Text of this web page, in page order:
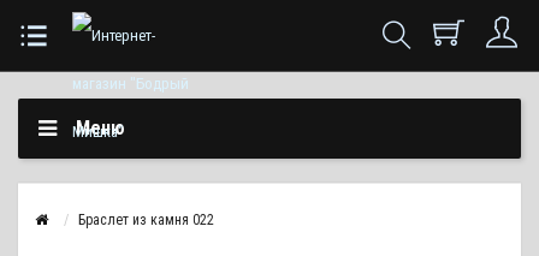
Меню
Браслет из камня 022